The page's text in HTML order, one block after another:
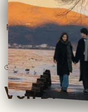
Full
4lượt đọc·
Vốn Dĩ